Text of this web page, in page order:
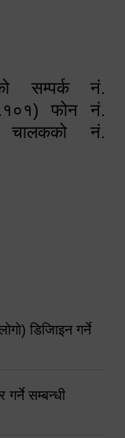
सम्पर्क नं.
फोन नं.
नं.
डिजिाइन गर्ने
गर्ने सम्बन्धी